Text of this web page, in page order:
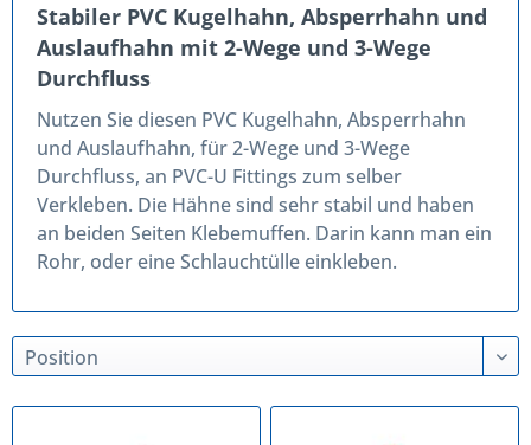
Stabiler PVC Kugelhahn, Absperrhahn und
Auslaufhahn mit 2-Wege und 3-Wege
Durchfluss
Nutzen Sie diesen PVC Kugelhahn, Absperrhahn
und Auslaufhahn, für 2-Wege und 3-Wege
Durchfluss, an PVC-U Fittings zum selber
Verkleben. Die Hähne sind sehr stabil und haben
an beiden Seiten Klebemuffen. Darin kann man ein
Rohr, oder eine Schlauchtülle einkleben.